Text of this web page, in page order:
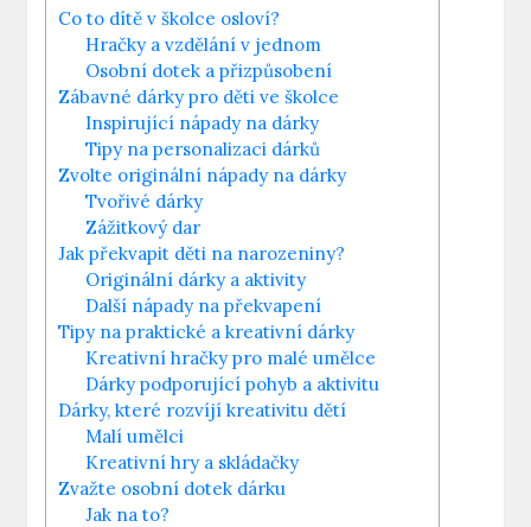
Co to dítě v školce osloví?
Hračky a vzdělání v jednom
Osobní dotek a přizpůsobení
Zábavné dárky pro děti⁢ ve školce
Inspirující ⁤nápady na dárky
Tipy na personalizaci dárků
Zvolte originální nápady na dárky
Tvořivé dárky
Zážitkový dar
Jak překvapit děti na narozeniny?
Originální dárky a aktivity
Další nápady na překvapení
Tipy na praktické a ⁤kreativní dárky
Kreativní‌ hračky pro malé umělce
Dárky podporující pohyb a aktivitu
Dárky, které rozvíjí kreativitu dětí
Malí umělci
Kreativní hry a skládačky
Zvažte osobní dotek dárku
Jak na to?